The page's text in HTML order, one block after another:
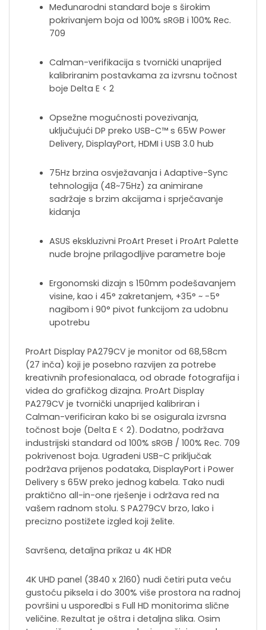
Međunarodni standard boje s širokim
pokrivanjem boja od 100% sRGB i 100% Rec.
709
Calman-verifikacija s tvornički unaprijed
kalibriranim postavkama za izvrsnu točnost
boje Delta E < 2
Opsežne mogućnosti povezivanja,
uključujući DP preko USB-C™ s 65W Power
Delivery, DisplayPort, HDMI i USB 3.0 hub
75Hz brzina osvježavanja i Adaptive-Sync
tehnologija (48~75Hz) za animirane
sadržaje s brzim akcijama i sprječavanje
kidanja
ASUS ekskluzivni ProArt Preset i ProArt Palette
nude brojne prilagodljive parametre boje
Ergonomski dizajn s 150mm podešavanjem
visine, kao i 45° zakretanjem, +35° ~ -5°
nagibom i 90° pivot funkcijom za udobnu
upotrebu
ProArt Display PA279CV je monitor od 68,58cm
(27 inča) koji je posebno razvijen za potrebe
kreativnih profesionalaca, od obrade fotografija i
videa do grafičkog dizajna. ProArt Display
PA279CV je tvornički unaprijed kalibriran i
Calman-verificiran kako bi se osigurala izvrsna
točnost boje (Delta E < 2). Dodatno, podržava
industrijski standard od 100% sRGB / 100% Rec. 709
pokrivenost boja. Ugrađeni USB-C priključak
podržava prijenos podataka, DisplayPort i Power
Delivery s 65W preko jednog kabela. Tako nudi
praktično all-in-one rješenje i održava red na
vašem radnom stolu. S PA279CV brzo, lako i
precizno postižete izgled koji želite.
Savršena, detaljna prikaz u 4K HDR
4K UHD panel (3840 x 2160) nudi četiri puta veću
gustoću piksela i do 300% više prostora na radnoj
površini u usporedbi s Full HD monitorima slične
veličine. Rezultat je oštra i detaljna slika. Osim